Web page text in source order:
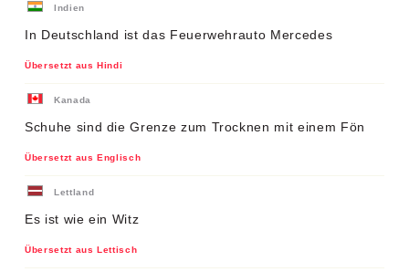
Indien
In Deutschland ist das Feuerwehrauto Mercedes
Übersetzt aus Hindi
Kanada
Schuhe sind die Grenze zum Trocknen mit einem Fön
Übersetzt aus Englisch
Lettland
Es ist wie ein Witz
Übersetzt aus Lettisch